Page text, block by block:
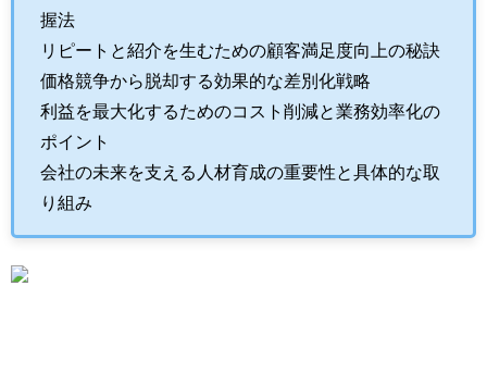
握法
リピートと紹介を生むための顧客満足度向上の秘訣
価格競争から脱却する効果的な差別化戦略
利益を最大化するためのコスト削減と業務効率化の
ポイント
会社の未来を支える人材育成の重要性と具体的な取
り組み